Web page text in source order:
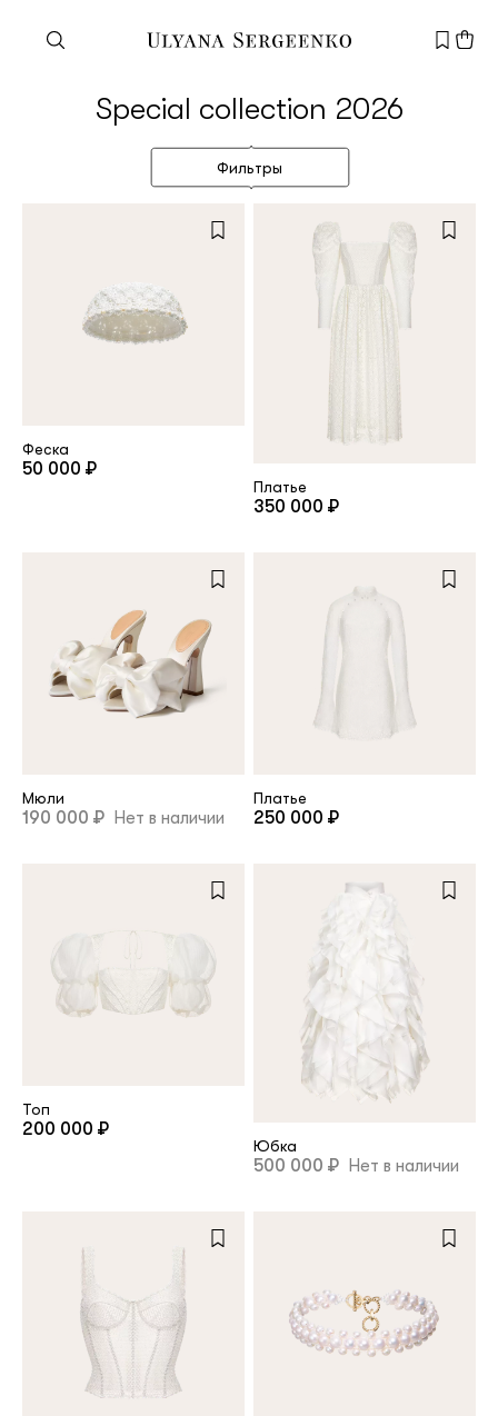
Нужна помощь?
Служба поддержки+7 495 105 70 25
support@ulyanasergeenko.com
Дата рождения
Подписаться на обновления
Зарегистрированный
клиент
Электронная почта
Special collection 2026
Фильтры
Феска
50 000 ₽
Платье
350 000 ₽
Мюли
190 000 ₽ Нет в наличии
Платье
250 000 ₽
Топ
200 000 ₽
Юбка
500 000 ₽ Нет в наличии